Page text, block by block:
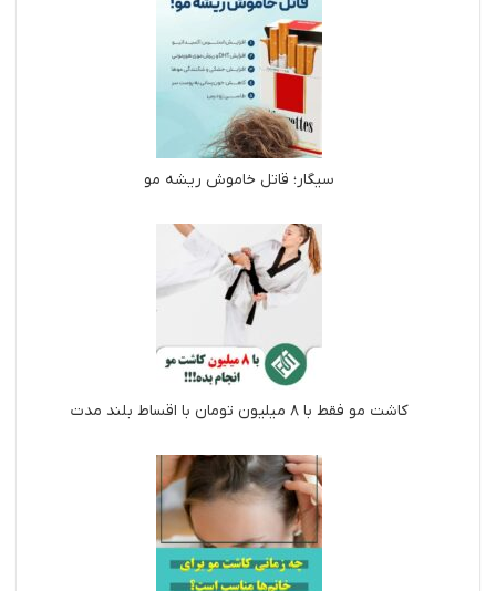
سیگار؛ قاتل خاموش ریشه مو
کاشت مو فقط با ۸ میلیون تومان با اقساط بلند مدت